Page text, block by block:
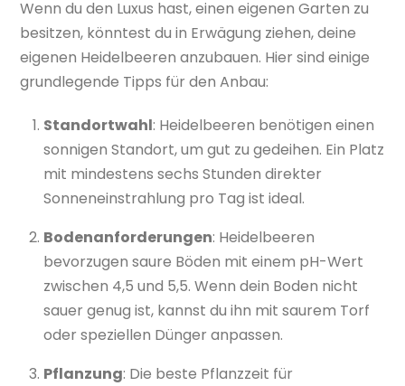
Wenn du den Luxus hast, einen eigenen Garten zu
besitzen, könntest du in Erwägung ziehen, deine
eigenen Heidelbeeren anzubauen. Hier sind einige
grundlegende Tipps für den Anbau:
Standortwahl: Heidelbeeren benötigen einen
sonnigen Standort, um gut zu gedeihen. Ein Platz
mit mindestens sechs Stunden direkter
Sonneneinstrahlung pro Tag ist ideal.
Bodenanforderungen: Heidelbeeren
bevorzugen saure Böden mit einem pH-Wert
zwischen 4,5 und 5,5. Wenn dein Boden nicht
sauer genug ist, kannst du ihn mit saurem Torf
oder speziellen Dünger anpassen.
Pflanzung: Die beste Pflanzzeit für